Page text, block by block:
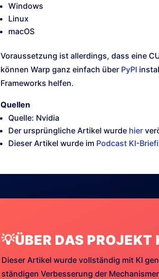
Windows
Linux
macOS
Voraussetzung ist allerdings, dass eine
können Warp ganz einfach über PyPI
Frameworks helfen.
Quellen
Quelle: Nvidia
Der ursprüngliche Artikel wurde hier
Dieser Artikel wurde im Podcast KI-
💡ÜBER DAS PROJEKT
Dieser Artikel wurde vollständig mit KI
ständigen Verbesserung der